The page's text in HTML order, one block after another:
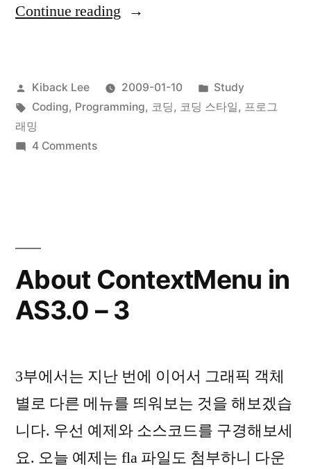
Continue reading “코
타
그
는
다!”
Posted
by
Kiback Lee 2009-01-10
Posted
in
Study
Tags:
Coding, Programming, 코딩, 코딩 스타일, 프로그
래밍
4 Commentson
바
는
금
잡
는
About ContextMenu in
AS3.0 – 3
3부에서는 지난 번에 이어서 그래픽 객체
별로 다른 메뉴를 띄워보는 것을 해보겠습
니다. 우선 예제와 소스코드를 구경해보세
요. 오늘 예제는 fla 파일도 첨부하니 다운